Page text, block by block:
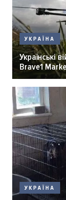
УКРАЇНА
Українські
Brave1
УКРАЇНА